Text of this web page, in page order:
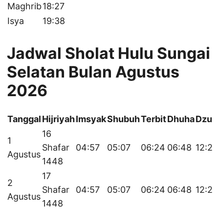
Maghrib18:27
Isya
19:38
Jadwal Sholat Hulu Sungai
Selatan Bulan Agustus
2026
TanggalHijriyahImsyakShubuhTerbitDhuha
1
Agustus
16
Shafar
1448
04:57 05:07 06:24 06:48 12:28
2
Agustus
17
Shafar
1448
04:57 05:07 06:24 06:48 12:27